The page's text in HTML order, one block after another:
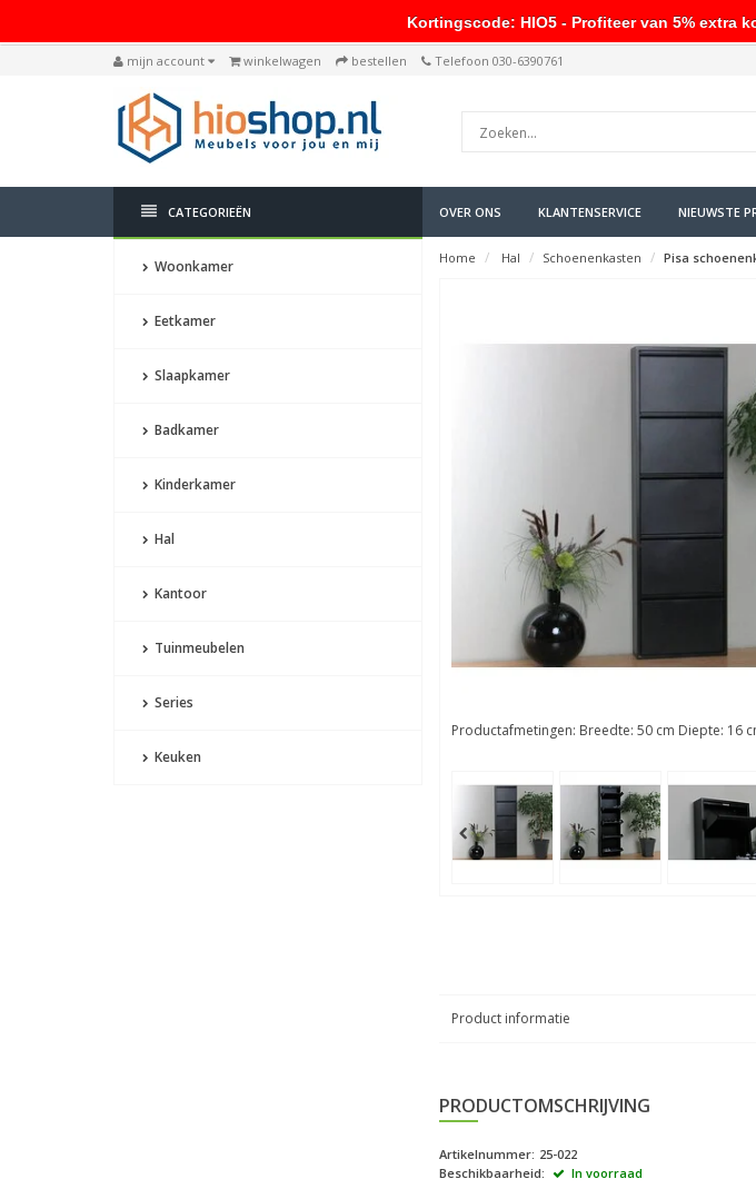
mijn account winkelwagen bestellen Telefoon 030-6390761
CATEGORIEËN OVER ONS KLANTENSERVICE NIEUWSTE
Woonkamer
Eetkamer
Slaapkamer
Badkamer
Kinderkamer
Hal
Kantoor
Tuinmeubelen
Series
Keuken
Home Hal Schoenenkasten Pisa
Productafmetingen: Breedte: 50 cm Diepte: 16
Product informatie
PRODUCTOMSCHRIJVING
Artikelnummer: 25-022
Beschikbaarheid:
In voorraad
Kortingscode: HIO5 - Profiteer van 5% extra